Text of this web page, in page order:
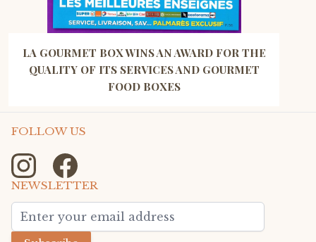
LA GOURMET BOX WINS AN AWARD FOR THE
QUALITY OF ITS SERVICES AND GOURMET
FOOD BOXES
FOLLOW US
NEWSLETTER
Email Address